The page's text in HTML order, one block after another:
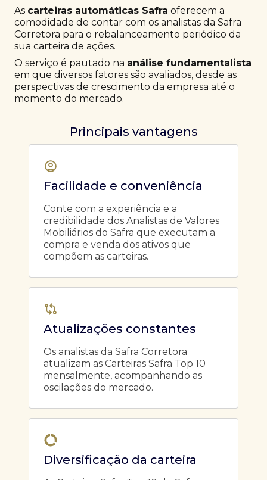
As carteiras automáticas Safra oferecem a
comodidade de contar com os analistas da Safra
Corretora para o rebalanceamento periódico da
sua carteira de ações.
O serviço é pautado na análise fundamentalista
em que diversos fatores são avaliados, desde as
perspectivas de crescimento da empresa até o
momento do mercado.
Principais vantagens
Facilidade e conveniência
Conte com a experiência e a
credibilidade dos Analistas de Valores
Mobiliários do Safra que executam a
compra e venda dos ativos que
compõem as carteiras.
Atualizações constantes
Os analistas da Safra Corretora
atualizam as Carteiras Safra Top 10
mensalmente, acompanhando as
oscilações do mercado.
Diversificação da carteira